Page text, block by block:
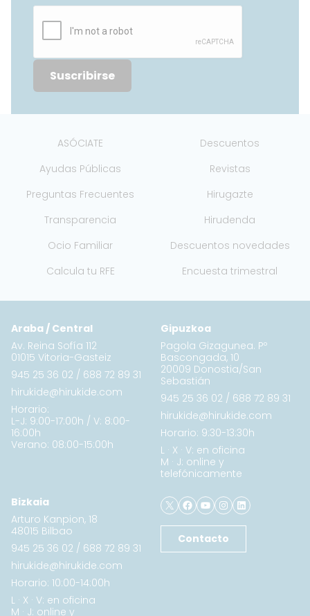
Suscribirse
ASÓCIATE
Descuentos
Ayudas Públicas
Revistas
Preguntas Frecuentes
Hirugazte
Transparencia
Hirudenda
Ocio Familiar
Descuentos novedades
Calcula tu RFE
Encuesta trimestral
Araba / Central
Av. Reina Sofía 112
01015 Vitoria-Gasteiz
945 25 36 02 / 688 72 89 31
hirukide@hirukide.com
Horario:
L-J: 9:00-17:00h / V: 8:00-
16:00h
Verano: 08:00-15:00h
Gipuzkoa
Pagola Gizagunea. Pº
Bascongada, 10
20009 Donostia/San
Sebastián
945 25 36 02 / 688 72 89 31
hirukide@hirukide.com
Horario: 9:30-13:30h
L · X · V: en oficina
M · J: online y
telefónicamente
Bizkaia
Arturo Kanpion, 18
48015 Bilbao
945 25 36 02 / 688 72 89 31
hirukide@hirukide.com
Horario: 10:00-14:00h
L · X · V: en oficina
M · J: online y
X Facebook
YouTube
Instagram
LinkedIn
Contacto